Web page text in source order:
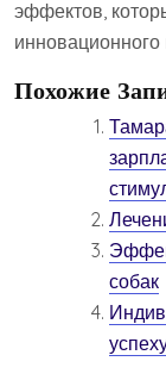
эффектов,
инновационного
Похожие
собак